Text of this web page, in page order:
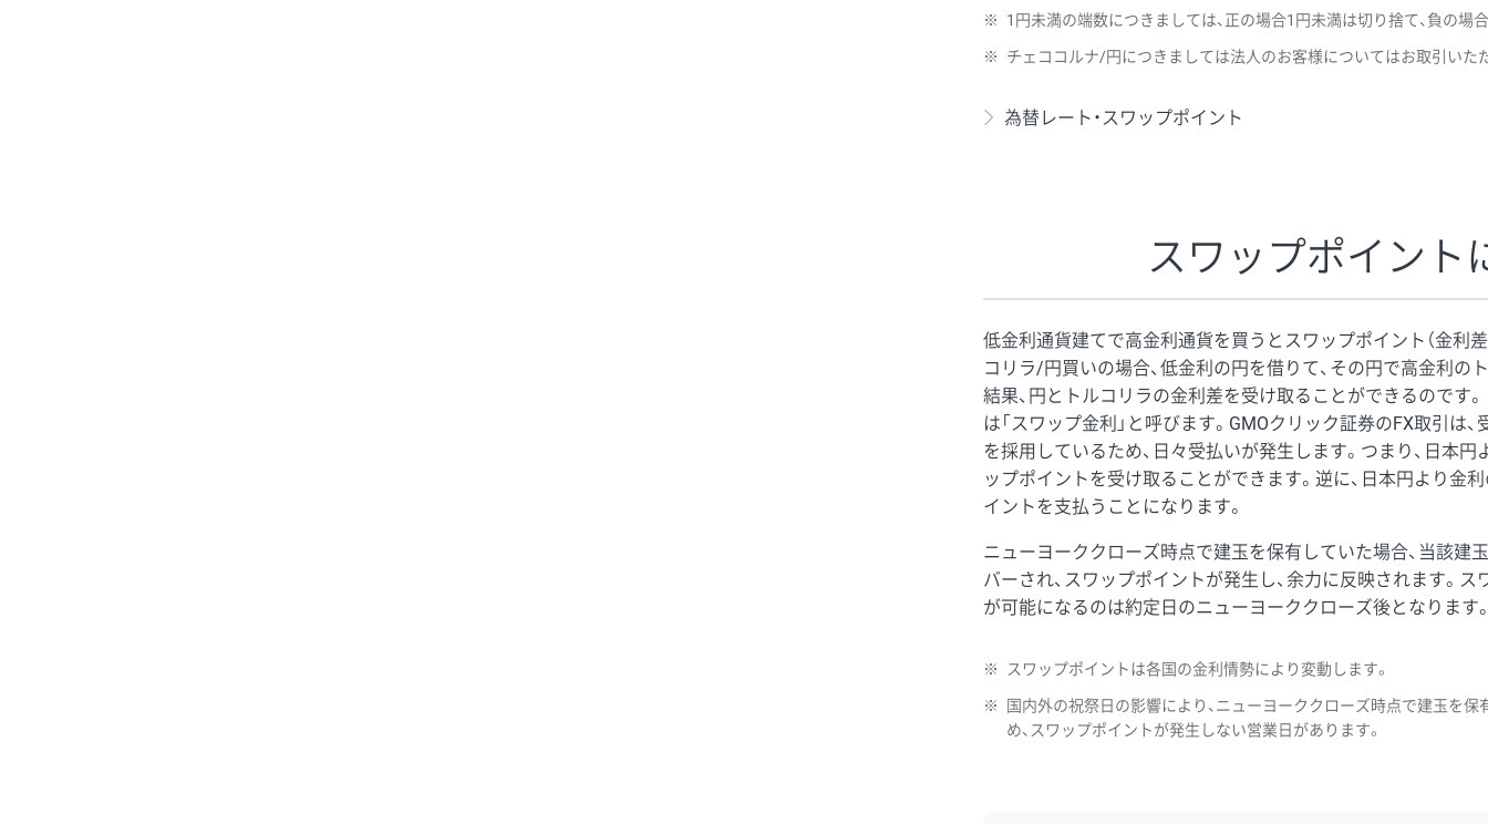
※ 1円未満の端数につきましては、正の場合1円未満は切り捨て、負の場
※ チェココルナ/円につきましては法人のお客様についてはお取引いた
為替レート・スワップポイント
スワップポイント
低金利通貨建てで高金利通貨を買うとスワップポイント（金利
コリラ/円買いの場合、低金利の円を借りて、その円で高金利の
結果、円とトルコリラの金利差を受け取ることができるのです
は「スワップ金利」と呼びます。GMOクリック証券のFX取引は
を採用しているため、日々受払いが発生します。つまり、日本
ップポイントを受け取ることができます。逆に、日本円より金
イントを支払うことになります。
ニューヨーククローズ時点で建玉を保有していた場合、当該建
バーされ、スワップポイントが発生し、余力に反映されます。
が可能になるのは約定日のニューヨーククローズ後となります
※ スワップポイントは各国の金利情勢により変動します。
※
国内外の祝祭日の影響により、ニューヨーククローズ時点で建玉を
め、スワップポイントが発生しない営業日があります。